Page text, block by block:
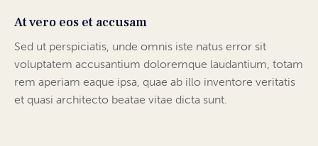
At vero eos et accusam
Sed ut perspiciatis, unde omnis iste natus error sit
voluptatem accusantium doloremque laudantium, totam
rem aperiam eaque ipsa, quae ab illo inventore veritatis
et quasi architecto beatae vitae dicta sunt.